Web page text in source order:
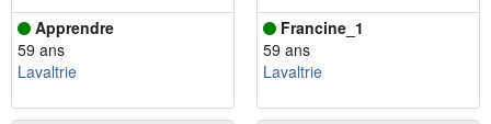
Apprendre
59 ans
Lavaltrie
Francine_1
59 ans
Lavaltrie